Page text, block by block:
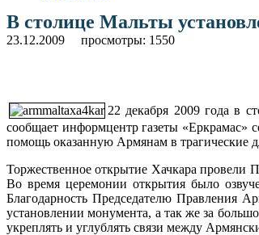
В столице Мальты
23.12.2009 просмотры: 1550
22 декабря 2009 года в
сообщает информцентр газеты
помощь оказанную Армянам в трагические
Торжественное открытие Хачкара
Во время церемонии открытия было
Благодарность Председателю Правления
установлении монумента, а так же за
укреплять и углублять связи между